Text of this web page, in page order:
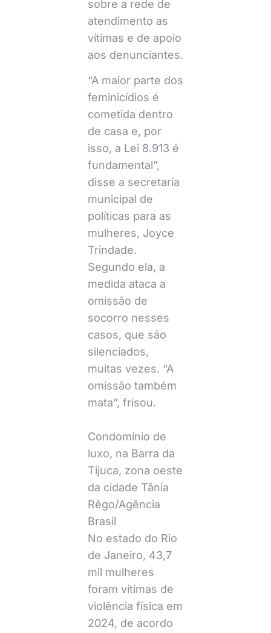
sobre a rede de
atendimento as
vítimas e de apoio
aos denunciantes.
“A maior parte dos
feminicídios é
cometida dentro
de casa e, por
isso, a Lei 8.913 é
fundamental”,
disse a secretaria
municipal de
políticas para as
mulheres, Joyce
Trindade.
Segundo ela, a
medida ataca a
omissão de
socorro nesses
casos, que são
silenciados,
muitas vezes. “A
omissão também
mata”, frisou.
Condomínio de
luxo, na Barra da
Tijuca, zona oeste
da cidade Tânia
Rêgo/Agência
Brasil
No estado do Rio
de Janeiro, 43,7
mil mulheres
foram vítimas de
violência física em
2024, de acordo